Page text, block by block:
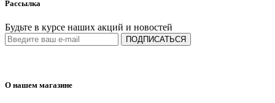
Рассылка
Будьте в курсе наших акций и новостей
ПОДПИСАТЬСЯ
О нашем магазине